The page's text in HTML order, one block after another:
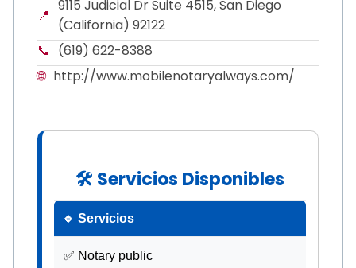
📍
9115 Judicial Dr Suite 4515, San Diego
(California) 92122
📞 (619) 622-8388
🌐 http://www.mobilenotaryalways.com/
🛠 Servicios Disponibles
🔹 Servicios
✅ Notary public